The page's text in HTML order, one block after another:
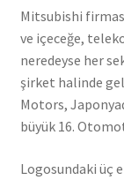
Mitsubishi
ve içeceğe,
neredeyse her
şirket halinde
Motors,
büyük 16.
Logosundaki üç